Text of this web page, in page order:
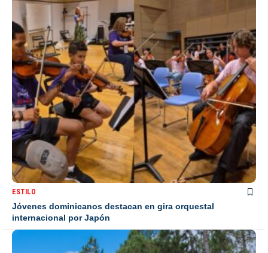
ESTILO
Jóvenes dominicanos destacan en gira orquestal
internacional por Japón